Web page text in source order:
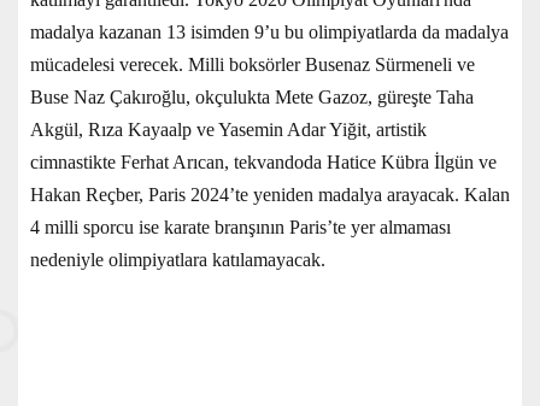
madalya kazanan 13 isimden 9’u bu olimpiyatlarda da madalya
mücadelesi verecek. Milli boksörler Busenaz Sürmeneli ve
Buse Naz Çakıroğlu, okçulukta Mete Gazoz, güreşte Taha
Akgül, Rıza Kayaalp ve Yasemin Adar Yiğit, artistik
cimnastikte Ferhat Arıcan, tekvandoda Hatice Kübra İlgün ve
Hakan Reçber, Paris 2024’te yeniden madalya arayacak. Kalan
4 milli sporcu ise karate branşının Paris’te yer almaması
nedeniyle olimpiyatlara katılamayacak.